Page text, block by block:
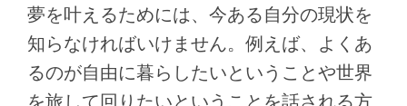
夢を叶えるためには、今ある自分の現状を
知らなければいけません。例えば、よくあ
るのが自由に暮らしたいということや世界
を旅して回りたいということを話される方